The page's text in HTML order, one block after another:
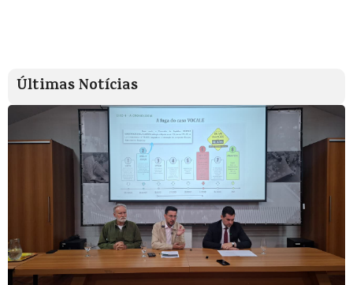
Últimas Notícias